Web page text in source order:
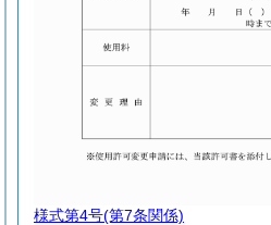
様式第4号(第7条関係)